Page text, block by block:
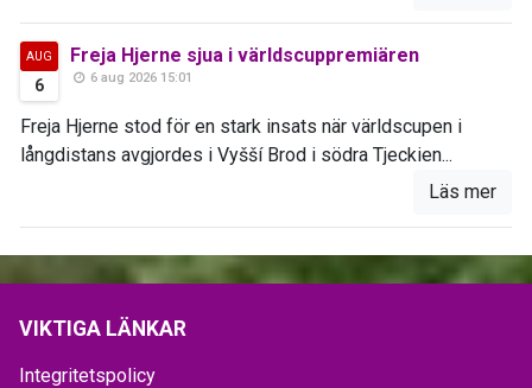
AUG
6
Freja Hjerne sjua i världscuppremiären
6 aug 2026 15:01
Freja Hjerne stod för en stark insats när världscupen i
långdistans avgjordes i Vyšší Brod i södra Tjeckien...
Läs mer
VIKTIGA LÄNKAR
Integritetspolicy